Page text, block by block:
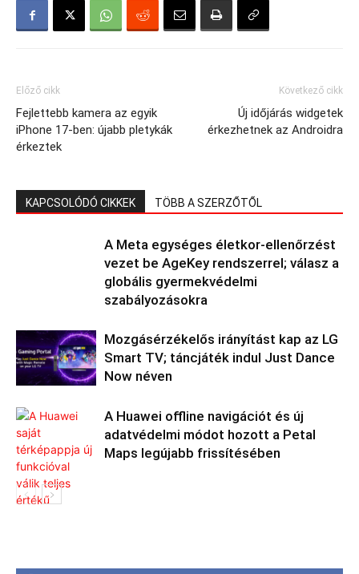
Előző cikk
Fejlettebb kamera az egyik
iPhone 17-ben: újabb pletykák
érkeztek
Következő cikk
Új időjárás widgetek
érkezhetnek az Androidra
KAPCSOLÓDÓ CIKKEK TÖBB A SZERZŐTŐL
A Meta egységes életkor-ellenőrzést
vezet be AgeKey rendszerrel; válasz a
globális gyermekvédelmi
szabályozásokra
Mozgásérzékelős irányítást kap az LG
Smart TV; táncjáték indul Just Dance
Now néven
A Huawei offline navigációt és új
adatvédelmi módot hozott a Petal
Maps legújabb frissítésében